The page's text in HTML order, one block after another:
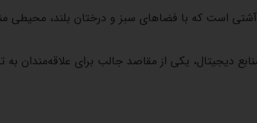
است که با فضاهای سبز و درختان بلند، محیطی
دیجیتال، یکی از مقاصد جالب برای علاقه‌مندان